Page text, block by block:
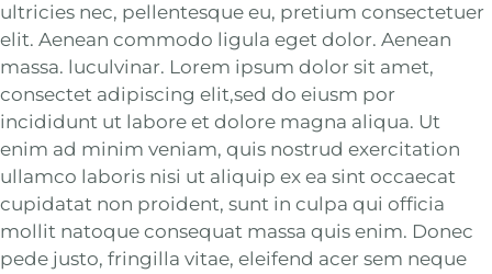
ultricies nec, pellentesque eu, pretium consectetuer
elit. Aenean commodo ligula eget dolor. Aenean
massa. luculvinar. Lorem ipsum dolor sit amet,
consectet adipiscing elit,sed do eiusm por
incididunt ut labore et dolore magna aliqua. Ut
enim ad minim veniam, quis nostrud exercitation
ullamco laboris nisi ut aliquip ex ea sint occaecat
cupidatat non proident, sunt in culpa qui officia
mollit natoque consequat massa quis enim. Donec
pede justo, fringilla vitae, eleifend acer sem neque